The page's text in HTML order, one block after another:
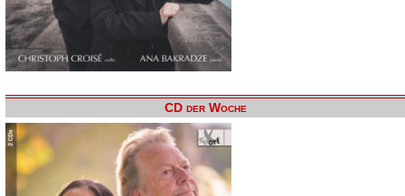
CD der Woche